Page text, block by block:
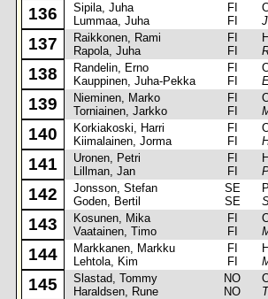
136
Sipila, Juha
Lummaa, Juha
FI
FI
137
Raikkonen, Rami
Rapola, Juha
FI
FI
138
Randelin, Erno
Kauppinen, Juha-Pekka
FI
FI
139
Nieminen, Marko
Torniainen, Jarkko
FI
FI
140
Korkiakoski, Harri
Kiimalainen, Jorma
FI
FI
141
Uronen, Petri
Lillman, Jan
FI
FI
142
Jonsson, Stefan
Goden, Bertil
SE
SE
143
Kosunen, Mika
Vaatainen, Timo
FI
FI
144
Markkanen, Markku
Lehtola, Kim
FI
FI
145
Slastad, Tommy
Haraldsen, Rune
NO
NO